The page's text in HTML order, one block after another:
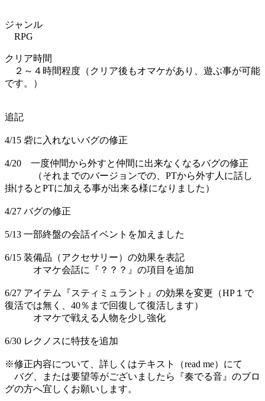
ジャンル
RPG
クリア時間
２～４時間程度（クリア後もオマケがあり、遊ぶ事が可能
です。）
追記
4/15 砦に入れないバグの修正
4/20 一度仲間から外すと仲間に出来なくなるバグの修正
（それまでのバージョンでの、PTから外す人に話し
掛けるとPTに加える事が出来る様になりました）
4/27 バグの修正
5/13 一部終盤の会話イベントを加えました
6/15 装備品（アクセサリー）の効果を表記
オマケ会話に『？？？』の項目を追加
6/27 アイテム『スティミュラント』の効果を変更（HP１で
復活では無く、40％まで回復して復活します）
オマケで戦える人物を少し強化
6/30 レクノスに特技を追加
※修正内容について、詳しくはテキスト（read me）にて
バグ、または要望等がございましたら『奏でる音』のブロ
グの方へ宜しくお願いします。